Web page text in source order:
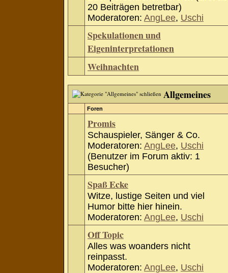
20 Beiträgen betretbar)
Moderatoren: AngLee, Uschi
Spekulationen und
Eigeninterpretationen
Weihnachten
Allgemeines
Foren
Promis
Schauspieler, Sänger & Co.
Moderatoren: AngLee, Uschi
(Benutzer im Forum aktiv: 1
Besucher)
Spaß Ecke
Witze, lustige Seiten und viel
Humor bitte hier hinein.
Moderatoren: AngLee, Uschi
Off Topic
Alles was woanders nicht
reinpasst.
Moderatoren: AngLee, Uschi